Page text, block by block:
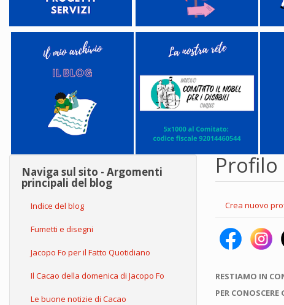
Naviga sul sito - Argomenti
principali del blog
Indice del blog
Fumetti e disegni
Jacopo Fo per il Fatto Quotidiano
Il Cacao della domenica di Jacopo Fo
Le buone notizie di Cacao
primarie
Crea nuovo
RESTIAMO IN
PER